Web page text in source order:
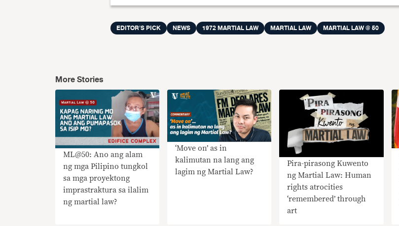
EDITOR'S PICK NEWS 1972 MARTIAL LAW MARTIAL LAW MARTIAL LAW @ 50
More Stories
ML@50: Ano ang alam
ng mga Pilipino tungkol
sa mga proyektong
imprastraktura sa ilalim
ng martial law?
‘Move on’ as in
kalimutan na lang ang
lagim ng Martial Law?
Pira-pirasong Kuwento
ng Martial Law: Human
rights atrocities
‘remembered’ through
art